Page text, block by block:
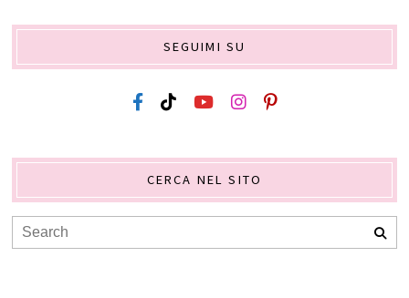
SEGUIMI SU
CERCA NEL SITO